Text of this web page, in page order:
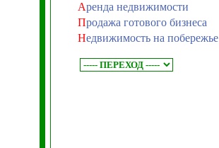
Аренда недвижимости
Продажа готового бизнеса
Недвижимость на побережье